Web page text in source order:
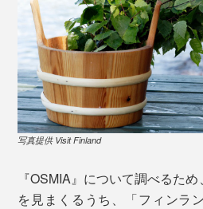
みで手作りされているため、
問題はありませんので、手作り
さい。
写真提供 Visit Finland
『OSMIA』について調べるた
を見まくるうち、「フィンラ